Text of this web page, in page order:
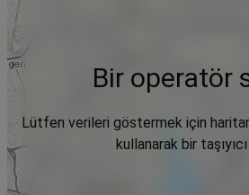
Bir operatör
Lütfen verileri göstermek için
kullanarak bir